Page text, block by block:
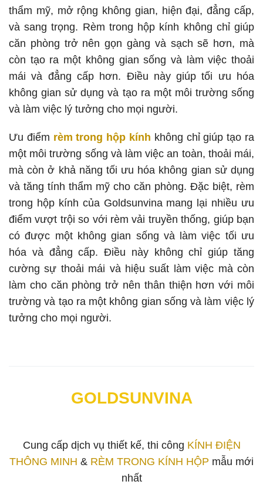
thẩm mỹ, mở rộng không gian, hiện đại, đẳng cấp,
và sang trọng. Rèm trong hộp kính không chỉ giúp
căn phòng trở nên gọn gàng và sạch sẽ hơn, mà
còn tạo ra một không gian sống và làm việc thoải
mái và đẳng cấp hơn. Điều này giúp tối ưu hóa
không gian sử dụng và tạo ra một môi trường sống
và làm việc lý tưởng cho mọi người.
Ưu điểm rèm trong hộp kính không chỉ giúp tạo ra
một môi trường sống và làm việc an toàn, thoải mái,
mà còn ở khả năng tối ưu hóa không gian sử dụng
và tăng tính thẩm mỹ cho căn phòng. Đặc biệt, rèm
trong hộp kính của Goldsunvina mang lại nhiều ưu
điểm vượt trội so với rèm vải truyền thống, giúp bạn
có được một không gian sống và làm việc tối ưu
hóa và đẳng cấp. Điều này không chỉ giúp tăng
cường sự thoải mái và hiệu suất làm việc mà còn
làm cho căn phòng trở nên thân thiện hơn với môi
trường và tạo ra một không gian sống và làm việc lý
tưởng cho mọi người.
GOLDSUNVINA
Cung cấp dịch vụ thiết kế, thi công KÍNH ĐIỆN
THÔNG MINH & RÈM TRONG KÍNH HỘP mẫu mới
nhất